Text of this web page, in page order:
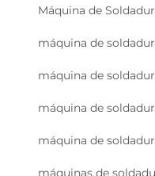
Máquina de
máquina de
máquina de
máquina de
máquina de
máquinas de